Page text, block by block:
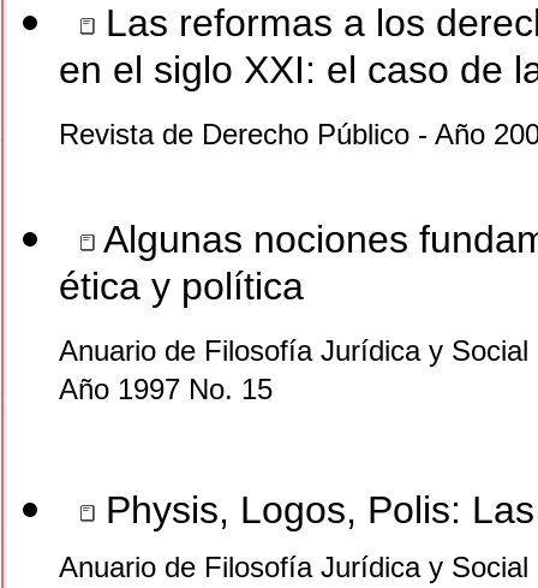
Las reformas a los
en el siglo XXI: el caso de
Revista de Derecho Público - Año
Algunas nociones
ética y política
Anuario de Filosofía Jurídica y
Año 1997 No. 15
Physis, Logos, Polis:
Anuario de Filosofía Jurídica y